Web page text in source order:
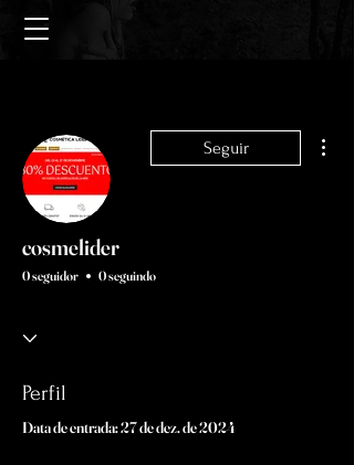
Seguir
cosmelider
0 seguidor 0 seguindo
Perfil
Data de entrada: 27 de dez. de 2024